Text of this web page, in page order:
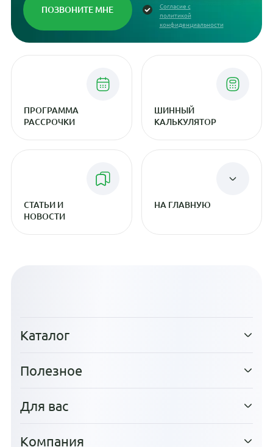
Согласие с
политикой
конфиденциальности
ПРОГРАММА
РАССРОЧКИ
ШИННЫЙ
КАЛЬКУЛЯТОР
СТАТЬИ И
НОВОСТИ
НА ГЛАВНУЮ
Каталог
Полезное
Для вас
Компания